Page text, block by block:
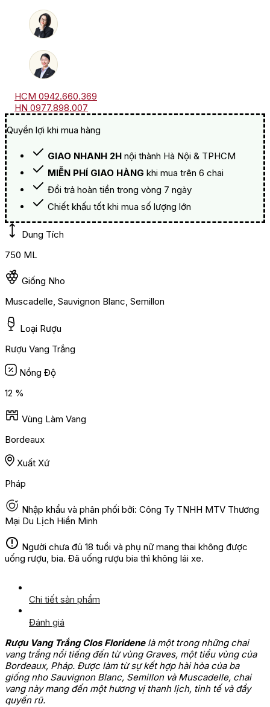
HCM 0942.660.369
HN 0977.898.007
Quyền lợi khi mua hàng
GIAO NHANH 2H nội thành Hà Nội & TPHCM
MIỄN PHÍ GIAO HÀNG khi mua trên 6 chai
Đổi trả hoàn tiền trong vòng 7 ngày
Chiết khấu tốt khi mua số lượng lớn
Dung Tích
750 ML
Giống Nho
Muscadelle, Sauvignon Blanc, Semillon
Loại Rượu
Rượu Vang Trắng
Nồng Độ
12 %
Vùng Làm Vang
Bordeaux
Xuất Xứ
Pháp
Nhập khẩu và phân phối bởi: Công Ty TNHH MTV Thương
Mại Du Lịch Hiền Minh
Người chưa đủ 18 tuổi và phụ nữ mang thai không được
uống rượu, bia. Đã uống rượu bia thì không lái xe.
Chi tiết sản phẩm
Đánh giá
Rượu Vang Trắng Clos Floridenelà một trong những chai
vang trắng nổi tiếng đến từ vùng Graves, một tiểu vùng của
Bordeaux, Pháp. Được làm từ sự kết hợp hài hòa của ba
giống nho Sauvignon Blanc, Semillon và Muscadelle, chai
vang này mang đến một hương vị thanh lịch, tinh tế và đầy
quyến rũ.